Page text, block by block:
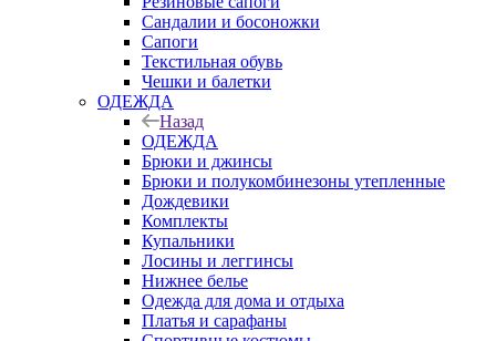
Сандалии и босоножки
Сапоги
Текстильная обувь
Чешки и балетки
ОДЕЖДА
Назад
ОДЕЖДА
Брюки и джинсы
Брюки и полукомбинезоны утепленные
Дождевики
Комплекты
Купальники
Лосины и леггинсы
Нижнее белье
Одежда для дома и отдыха
Платья и сарафаны